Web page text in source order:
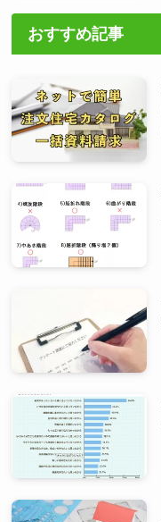
おすすめ記事